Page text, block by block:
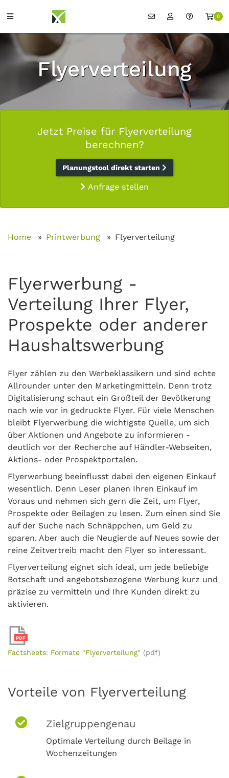
0
Flyerverteilung
Jetzt Preise für Flyerverteilung
berechnen?
Planungstool direkt starten
Anfrage stellen
Home Printwerbung Flyerverteilung
Flyerwerbung -
Verteilung Ihrer Flyer,
Prospekte oder anderer
Haushaltswerbung
Flyer zählen zu den Werbeklassikern und sind echte
Allrounder unter den Marketingmitteln. Denn trotz
Digitalisierung schaut ein Großteil der Bevölkerung
nach wie vor in gedruckte Flyer. Für viele Menschen
bleibt Flyerwerbung die wichtigste Quelle, um sich
über Aktionen und Angebote zu informieren -
deutlich vor der Recherche auf Händler-Webseiten,
Aktions- oder Prospektportalen.
Flyerwerbung beeinflusst dabei den eigenen Einkauf
wesentlich. Denn Leser planen Ihren Einkauf im
Voraus und nehmen sich gern die Zeit, um Flyer,
Prospekte oder Beilagen zu lesen. Zum einen sind Sie
auf der Suche nach Schnäppchen, um Geld zu
sparen. Aber auch die Neugierde auf Neues sowie der
reine Zeitvertreib macht den Flyer so interessant.
Flyerverteilung eignet sich ideal, um jede beliebige
Botschaft und angebotsbezogene Werbung kurz und
präzise zu vermitteln und Ihre Kunden direkt zu
aktivieren.
PDF
Factsheets: Formate "Flyerverteilung" (pdf)
Vorteile von Flyerverteilung
Zielgruppengenau
Optimale Verteilung durch Beilage in
Wochenzeitungen